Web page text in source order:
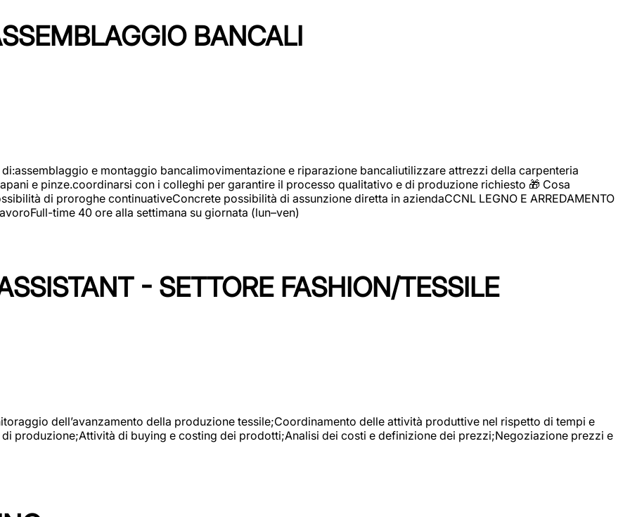
BANCALI
e montaggio bancalimovimentazione e riparazione bancaliutilizzare attrezzi della carpenteria
e pinze.coordinarsi con i colleghi per garantire il processo qualitativo e di produzione richiesto 🎁 Cosa
di proroghe continuativeConcrete possibilità di assunzione diretta in aziendaCCNL LEGNO E ARREDAMENTO
time 40 ore alla settimana su giornata (lun–ven)
- SETTORE FASHION/TESSILE
dell’avanzamento della produzione tessile;Coordinamento delle attività produttive nel rispetto di tempi e
produzione;Attività di buying e costing dei prodotti;Analisi dei costi e definizione dei prezzi;Negoziazione prezzi e